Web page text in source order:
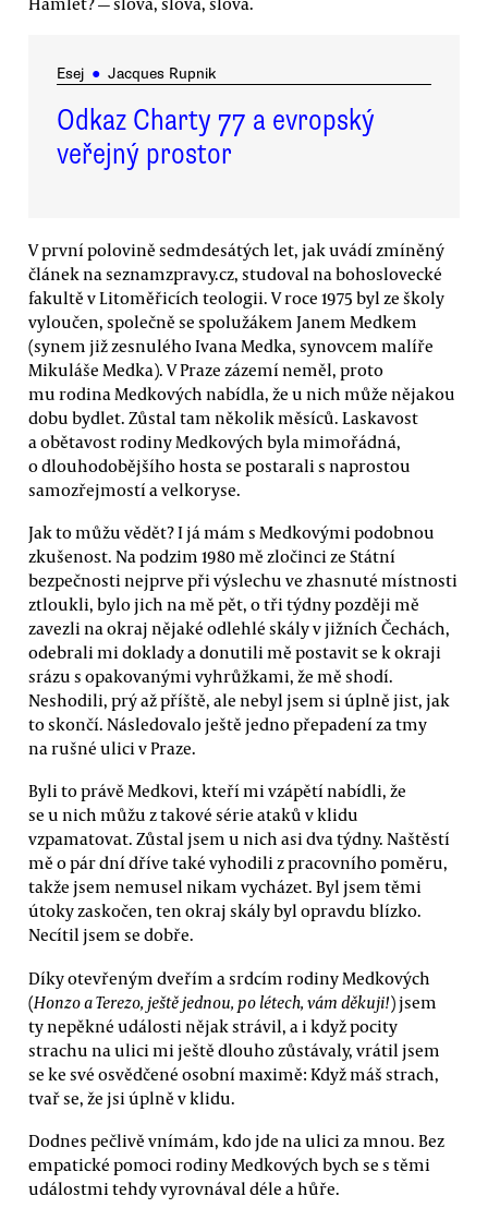
Esej ● Jacques Rupnik
Odkaz Charty 77 a evropský
veřejný prostor
V první polovině sedmdesátých let, jak uvádí zmíněný
článek na seznamzpravy.cz, studoval na bohoslovecké
fakultě v Litoměřicích teologii. V roce 1975 byl ze školy
vyloučen, společně se spolužákem Janem Medkem
(synem již zesnulého Ivana Medka, synovcem malíře
Mikuláše Medka). V Praze zázemí neměl, proto
mu rodina Medkových nabídla, že u nich může nějakou
dobu bydlet. Zůstal tam několik měsíců. Laskavost
a obětavost rodiny Medkových byla mimořádná,
o dlouhodobějšího hosta se postarali s naprostou
samozřejmostí a velkoryse.
Jak to můžu vědět? I já mám s Medkovými podobnou
zkušenost. Na podzim 1980 mě zločinci ze Státní
bezpečnosti nejprve při výslechu ve zhasnuté místnosti
ztloukli, bylo jich na mě pět, o tři týdny později mě
zavezli na okraj nějaké odlehlé skály v jižních Čechách,
odebrali mi doklady a donutili mě postavit se k okraji
srázu s opakovanými vyhrůžkami, že mě shodí.
Neshodili, prý až příště, ale nebyl jsem si úplně jist, jak
to skončí. Následovalo ještě jedno přepadení za tmy
na rušné ulici v Praze.
Byli to právě Medkovi, kteří mi vzápětí nabídli, že
se u nich můžu z takové série ataků v klidu
vzpamatovat. Zůstal jsem u nich asi dva týdny. Naštěstí
mě o pár dní dříve také vyhodili z pracovního poměru,
takže jsem nemusel nikam vycházet. Byl jsem těmi
útoky zaskočen, ten okraj skály byl opravdu blízko.
Necítil jsem se dobře.
Díky otevřeným dveřím a srdcím rodiny Medkových
(Honzo a Terezo, ještě jednou, po létech, vám děkuji!) jsem
ty nepěkné události nějak strávil, a i když pocity
strachu na ulici mi ještě dlouho zůstávaly, vrátil jsem
se ke své osvědčené osobní maximě: Když máš strach,
tvař se, že jsi úplně v klidu.
Dodnes pečlivě vnímám, kdo jde na ulici za mnou. Bez
empatické pomoci rodiny Medkových bych se s těmi
událostmi tehdy vyrovnával déle a hůře.